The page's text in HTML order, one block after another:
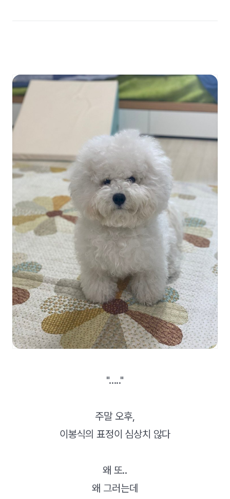
"....."
주말 오후,
이봉식의 표정이 심상치 않다
왜 또..
왜 그러는데